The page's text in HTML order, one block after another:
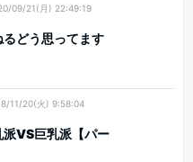
09/21(月) 22:49:19
どう思ってます
11/20(火) 9:58:04
派VS巨乳派【パー